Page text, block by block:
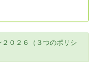
０２６（３つのポリシ